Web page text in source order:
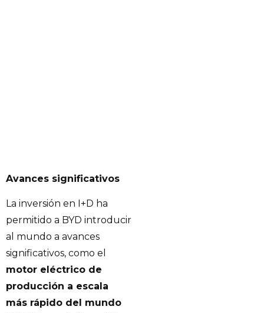
Avances significativos
La inversión en I+D ha
permitido a BYD introducir
al mundo a avances
significativos, como el
motor eléctrico de
producción a escala
más rápido del mundo